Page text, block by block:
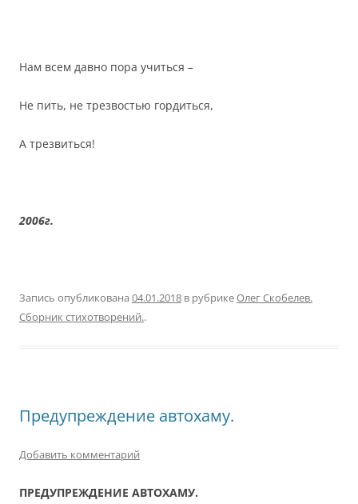
Нам всем давно пора учиться –
Не пить, не трезвостью гордиться,
А трезвиться!
2006г.
Запись опубликована 04.01.2018 в рубрикеОлег Скобелев.
Сборник стихотворений..
Предупреждение автохаму.
Добавить комментарий
ПРЕДУПРЕЖДЕНИЕ АВТОХАМУ.